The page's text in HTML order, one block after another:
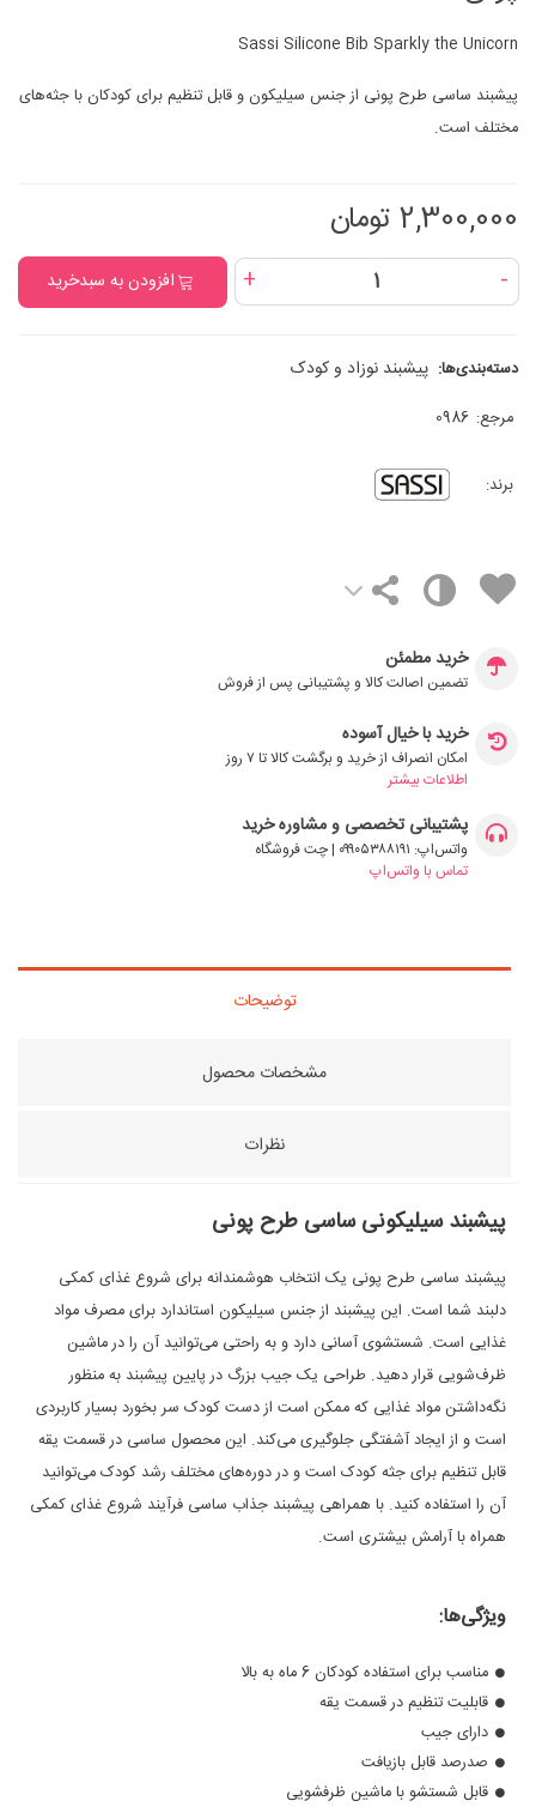
Sassi Silicone Bib Sparkly the Unicorn
پیشبند ساسی طرح پونی از جنس سیلیکون و قابل تنظیم برای کودکان با جثه‌های
مختلف است.
2,300,000 تومان
-
+ افزودن به سبدخرید
دسته‌بندی‌ها: پيشبند نوزاد و کودک
مرجع: 0986
برند:
خرید مطمئن
تضمین اصالت کالا و پشتیبانی پس از فروش
خرید با خیال آسوده
امکان انصراف از خرید و برگشت کالا تا ۷ روز
اطلاعات بیشتر
پشتیبانی تخصصی و مشاوره خرید
واتس‌اپ: ۰۹۹۰۵۳۸۸۱۹۱ | چت فروشگاه
تماس با واتس‌اپ
توضیحات
مشخصات محصول
نظرات
پیشبند سیلیکونی ساسی طرح پونی
پیشبند ساسی طرح پونی یک انتخاب هوشمندانه برای شروع غذای کمکی
دلبند شما است. این پیشبند از جنس سیلیکون استاندارد برای مصرف مواد
غذایی است. شستشوی آسانی دارد و به راحتی می‌توانید آن را در ماشین
ظرف‌شویی قرار دهید. طراحی یک جیب بزرگ در پایین پیشبند به منظور
نگه‌داشتن مواد غذایی که ممکن است از دست کودک سر بخورد بسیار کاربردی
است و از ایجاد آشفتگی جلوگیری می‌کند. این محصول ساسی در قسمت یقه
قابل تنظیم برای جثه کودک است و در دوره‌های مختلف رشد کودک می‌توانید
آن را استفاده کنید. با همراهی پیشبند جذاب ساسی فرآیند شروع غذای کمکی
همراه با آرامش بیشتری است.
ویژگی‌ها:
مناسب برای استفاده کودکان 6 ماه به بالا
قابلیت تنظیم در قسمت یقه
دارای جیب
صدرصد قابل بازیافت
قابل شستشو با ماشین ظرفشویی